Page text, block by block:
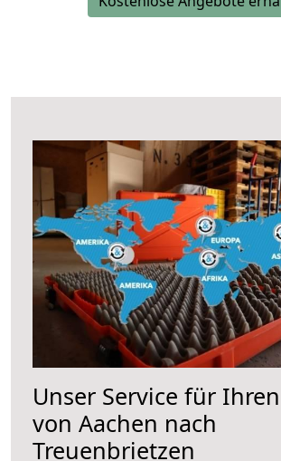
Unser Service für
von Aachen nach
Treuenbrietzen